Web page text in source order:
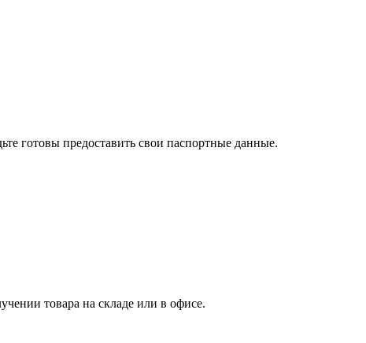
готовы предоставить свои паспортные данные.
товара на складе или в офисе.